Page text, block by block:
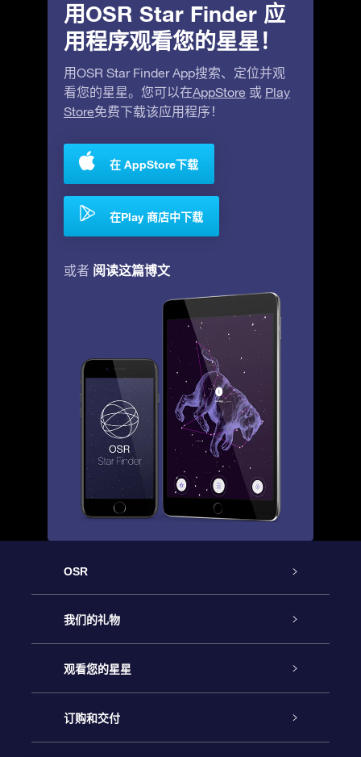
用OSR Star Finder 应
用程序观看您的星星！
用OSR Star Finder App搜索、定位并观
看您的星星。您可以在AppStore 或 Play
Store免费下载该应用程序！
在 AppStore下载
在Play 商店中下载
或者 阅读这篇博文
OSR
客户服务
联系我们
博客
我们的礼物
Online Star礼物
OSR 礼物包
观看您的星星
Online Star Register
订购和交付